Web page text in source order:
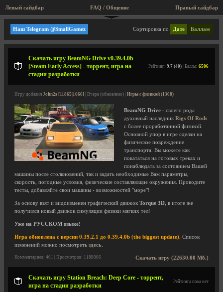
Левый сайдбар FAQ / Общение
Мини игры, аркады, старые игры!
Сортировка по Дате Баллам
Наш Telegram @SmallGamez
Скачать игру BeamNG Drive v0.39.4.0b
[Steam Early Access] - торрент, игра на
стадии разработки
Рейтинг: 9.7 (40) | Баллы: 6506
Игру добавил John2s [11865|1666] | Вчера (обновлено) | Игры с физикой (1308)
BeamNG Drive - своего рода
духовный наследник Rigs Of Rods
с более проработанной физикой.
Основной упор в игре сделан на
физическое повреждение
транспорта. Вы можете как
покататься на готовых треках и
понаблюдать за состоянием Вашей
машины после столкновений, так и задать необходимые Вам параметры,
скорость, погодные условия, физические составляющие окружения. Проводите
тесты, добавляйте свои машины - возможностей "море"!
За основу взят и видоизменен графический движок Torque 3D , в итоге же
получился новый движок симуляции физики мягких тел!
Уже на РУССКОМ языке!
Игра обновлена с версии 0.39.2.1 до 0.39.4.0b (the biggest update). Список
изменений можно посмотреть здесь
Скачать игру (22630.00 Мб.)
Комментариев: 461 | Просмотров: 1188066
Скачать игру Station Breach: Deep Core - торрент,
игра на стадии разработки
Рейтинга пока нет